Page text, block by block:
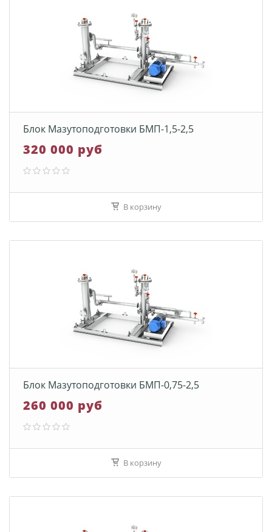
Блок Мазутоподготовки БМП-1,5-2,5
320 000 руб
В корзину
Блок Мазутоподготовки БМП-0,75-2,5
260 000 руб
В корзину